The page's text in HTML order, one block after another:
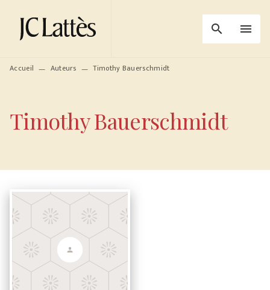
MENU RECHERCHE
PIED DE PAGE
search menu
Accueil — Auteurs — Timothy Bauerschmidt
Timothy Bauerschmidt